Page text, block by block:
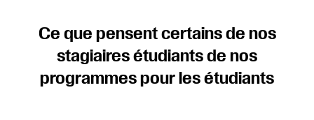
Ce que pensent certains de nos
stagiaires étudiants de nos
programmes pour les étudiants